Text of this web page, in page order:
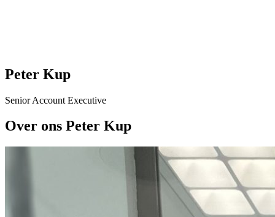
Peter Kup
Senior Account Executive
Over ons Peter Kup